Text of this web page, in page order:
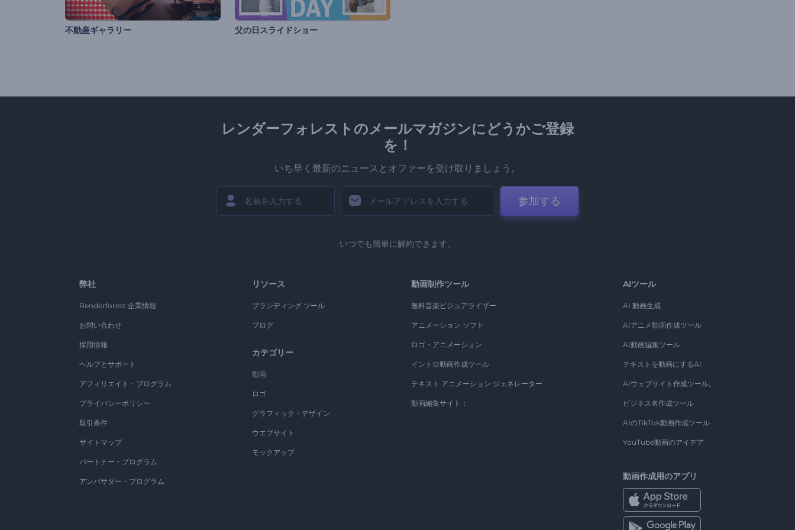
不動産ギャラリー 父の日スライドショー
レンダーフォレストのメールマガジンにどうかご登録
を！
いち早く最新のニュースとオファーを受け取りましょう。
参加する
いつでも簡単に解約できます。
弊社
Renderforest 企業情報
お問い合わせ
採用情報
ヘルプとサポート
アフィリエイト・プログラム
プライバシーポリシー
取引条件
サイトマップ
パートナー・プログラム
アンバサダー・プログラム
リソース
ブランディング ツール
ブログ
カテゴリー
動画
ロゴ
グラフィック・デザイン
ウエブサイト
モックアップ
動画制作ツール
無料音楽ビジュアライザー
アニメーション ソフト
ロゴ・アニメーション
イントロ動画作成ツール
テキスト アニメーション ジェネレーター
動画編集サイト：
AIツール
AI 動画生成
AIアニメ動画作成ツール
AI動画編集ツール
テキストを動画にするAI
AIウェブサイト作成ツール。
ビジネス名作成ツール
AIのTikTok動画作成ツール
YouTube動画のアイデア
動画作成用のアプリ